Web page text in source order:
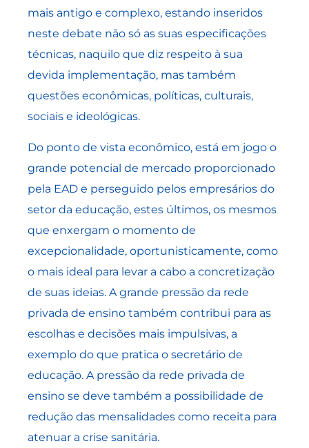
mais antigo e complexo, estando inseridos
neste debate não só as suas especificações
técnicas, naquilo que diz respeito à sua
devida implementação, mas também
questões econômicas, políticas, culturais,
sociais e ideológicas.
Do ponto de vista econômico, está em jogo o
grande potencial de mercado proporcionado
pela EAD e perseguido pelos empresários do
setor da educação, estes últimos, os mesmos
que enxergam o momento de
excepcionalidade, oportunisticamente, como
o mais ideal para levar a cabo a concretização
de suas ideias. A grande pressão da rede
privada de ensino também contribui para as
escolhas e decisões mais impulsivas, a
exemplo do que pratica o secretário de
educação. A pressão da rede privada de
ensino se deve também a possibilidade de
redução das mensalidades como receita para
atenuar a crise sanitária.